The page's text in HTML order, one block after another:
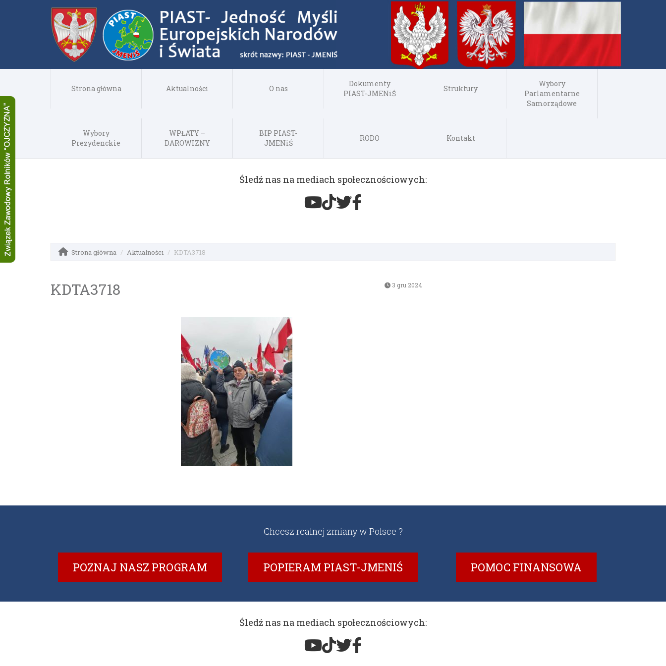
Strona główna Aktualności O nas
Dokumenty
PIAST-JMENiŚ
Struktury
Wybory
Parlamentarne
Samorządowe
Wybory
Prezydenckie
WPŁATY –
DAROWIZNY
BIP PIAST-
JMENiŚ
RODO Kontakt
Śledź nas na mediach społecznościowych:
Strona główna Aktualności KDTA3718
KDTA3718 3 gru 2024
Chcesz realnej zmiany w Polsce ?
POZNAJ NASZ PROGRAM POPIERAM PIAST-JMENIŚ POMOC FINANSOWA
Śledź nas na mediach społecznościowych: